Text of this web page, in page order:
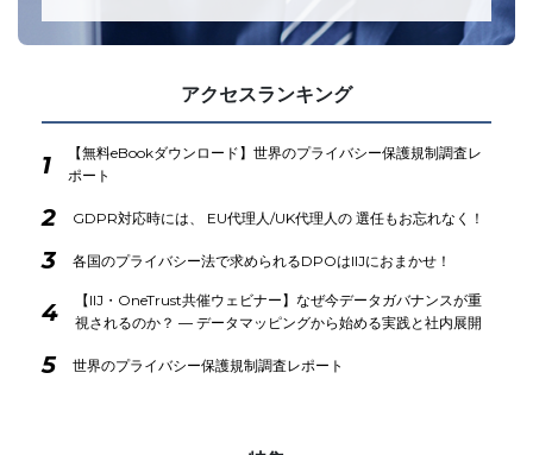
アクセスランキング
1
【無料eBookダウンロード】世界のプライバシー保護規制調査レ
ポート
2 GDPR対応時には、 EU代理人/UK代理人の 選任もお忘れなく！
3 各国のプライバシー法で求められるDPOはIIJにおまかせ！
4
【IIJ・OneTrust共催ウェビナー】なぜ今データガバナンスが重
視されるのか？ ― データマッピングから始める実践と社内展開
5 世界のプライバシー保護規制調査レポート